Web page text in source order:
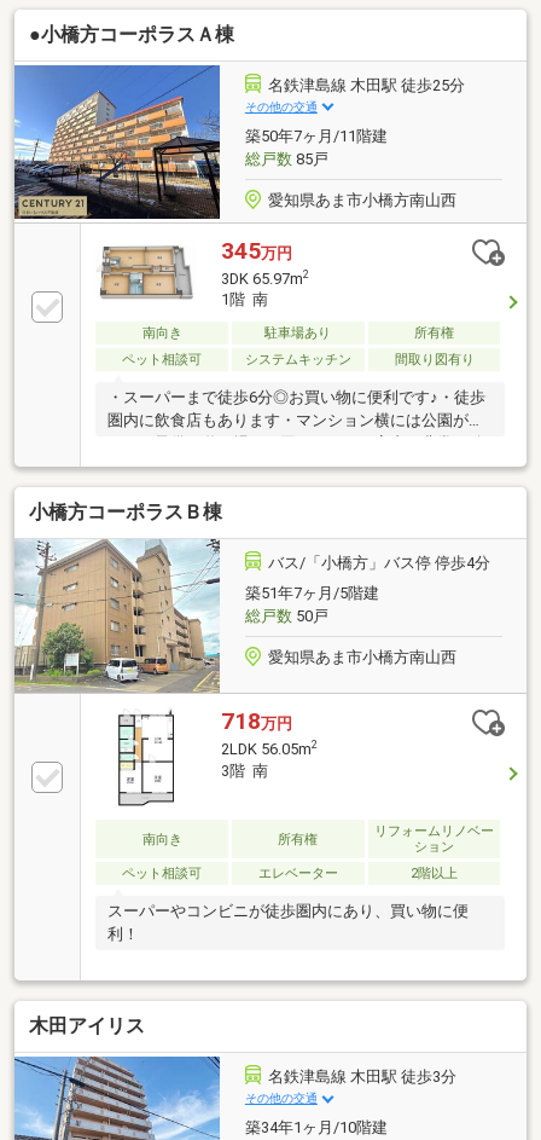
頭でご紹介いたします。◆甚目寺南小学校/甚目寺南中
学校◆使い勝手の良い全居室洋室◆水回り動線良好
◆3面バルコニー◆南東角部屋につき日当たり良好◎※
写真をクリックすると、詳細をご覧いただけます。
●小橋方コーポラスＡ棟
名鉄津島線 木田駅 徒歩25分
その他の交通
築50年7ヶ月/11階建
総戸数85戸
愛知県あま市小橋方南山西
345万円
3DK 65.97m2
1階 南
南向き 駐車場あり
所有権
ペット相談可
システムキッチン 間取り図有り
・スーパーまで徒歩6分◎お買い物に便利です♪・徒歩
圏内に飲食店もあります・マンション横には公園があ
麗ですセンチュリー21住まいるハウス不動産は地域密
着かつ、全国980店舗のネットワークを生かし周辺環
境、価格相場、あなたに合ったお得な住宅ローンプラ
ンなどを丁寧にご案内させていただきます。他のサイ
ト、ページで気になる物件もご紹介可能です！あま
市・蟹江町・大治町・津島市・愛西市・周辺エリアの
不動産情報は当社にご相談ください。
小橋方コーポラスＢ棟
バス/「小橋方」バス停 停歩4分
築51年7ヶ月/5階建
総戸数50戸
愛知県あま市小橋方南山西
718万円
2LDK 56.05m2
3階 南
南向き 所有権
リフォームリノベー
ション
ペット相談可
エレベーター 2階以上
スーパーやコンビニが徒歩圏内にあり、買い物に便
利！
木田アイリス
名鉄津島線 木田駅 徒歩3分
その他の交通
築34年1ヶ月/10階建